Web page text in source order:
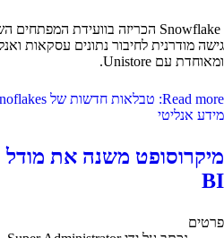
גישה מודרנית לחיבור נתונים עסקאות
ומאוחדת עם Unistore.
מידע אנליטי
BI
פרטים